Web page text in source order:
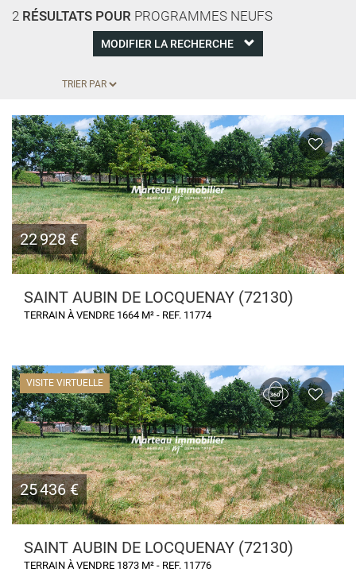
2 RÉSULTATS POUR PROGRAMMES NEUFS
MODIFIER LA RECHERCHE
22 928 €
SAINT AUBIN DE LOCQUENAY (72130)
TERRAIN À VENDRE 1664 M² - REF. 11774
VISITE VIRTUELLE
25 436 €
SAINT AUBIN DE LOCQUENAY (72130)
TERRAIN À VENDRE 1873 M² - REF. 11776